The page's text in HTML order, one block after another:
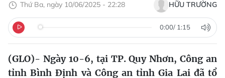
Thứ Ba, ngày 10/06/2025 - 22:28 HỮU TRƯỜNG
0:00/ 1:15
(GLO)- Ngày 10-6, tại TP. Quy Nhơn, Công an
tỉnh Bình Định và Công an tỉnh Gia Lai đã tổ